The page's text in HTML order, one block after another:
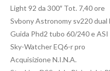
Light 92 da 300″ Tot. 7,40 ore
Svbony Astronomy sv220 dual
Guida Phd2 tubo 60/240 e ASI
Sky-Watcher EQ6-r pro
Acquisizione N.I.N.A.